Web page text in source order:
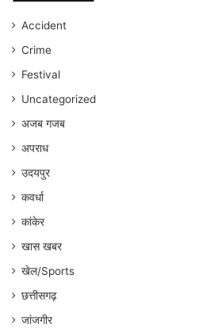
जारी
रहेगा
अंकित
गौरहा
Accident
Crime
Festival
Uncategorized
अजब गजब
अपराध
उदयपुर
कवर्धा
कांकेर
खास खबर
खेल/Sports
छत्तीसगढ़
जांजगीर